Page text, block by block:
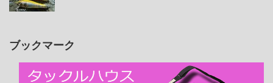
ブックマーク